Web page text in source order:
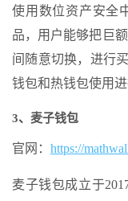
使用数位资产安全
品，用户能够把巨
间随意切换，进行
钱包和热钱包使用进
3、麦子钱包
官网： https://
麦子钱包成立于